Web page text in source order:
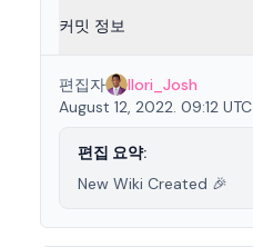
커밋 정보
편집자
Ilori_Josh
August 12, 2022. 09:12 UTC
편집 요약:
New Wiki Created 🎉